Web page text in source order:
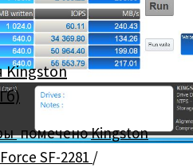
Kingston
помеченоKingston
SF-2281 /